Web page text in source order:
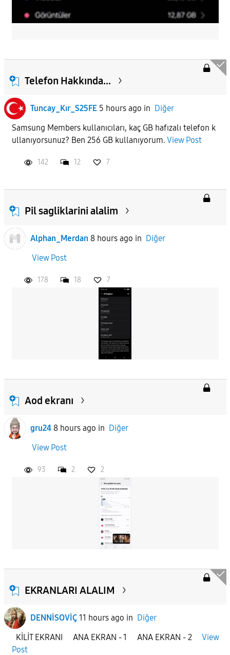
Telefon Hakkında...
Tuncay_Kır_S25FE 5 hours ago in Diğer
Samsung Members kullanıcıları, kaç GB hafızalı telefon k
ullanıyorsunuz? Ben 256 GB kullanıyorum. View Post
142 12 7
Pil sagliklarini alalim
Alphan_Merdan 8 hours ago in Diğer
View Post
178 18 7
Aod ekranı
gru24 8 hours ago in Diğer
View Post
93 2 2
EKRANLARI ALALIM
DENNİSOVİÇ 11 hours ago in Diğer
KİLİT EKRANI ANA EKRAN - 1 ANA EKRAN - 2 View
Post